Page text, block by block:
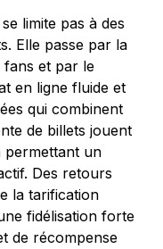
limite pas à des
Elle passe par la
et par le
en ligne fluide et
qui combinent
de billets jouent
permettant un
Des retours
la tarification
fidélisation forte
de récompense